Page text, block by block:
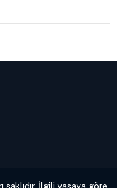
İlgili yasaya göre,